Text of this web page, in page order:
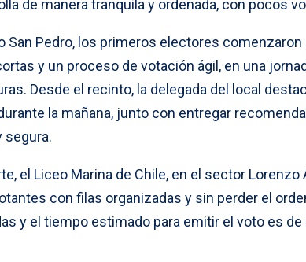
de manera tranquila y ordenada, con pocos
San Pedro, los primeros electores
y un proceso de votación ágil, en una
Desde el recinto, la delegada del local
la mañana, junto con entregar
segura.
el Liceo Marina de Chile, en el sector
con filas organizadas y sin perder el
y el tiempo estimado para emitir el voto es